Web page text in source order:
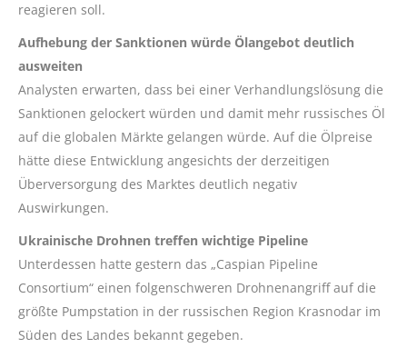
reagieren soll.
Aufhebung der Sanktionen würde Ölangebot deutlich
ausweiten
Analysten erwarten, dass bei einer Verhandlungslösung die
Sanktionen gelockert würden und damit mehr russisches Öl
auf die globalen Märkte gelangen würde. Auf die Ölpreise
hätte diese Entwicklung angesichts der derzeitigen
Überversorgung des Marktes deutlich negativ
Auswirkungen.
Ukrainische Drohnen treffen wichtige Pipeline
Unterdessen hatte gestern das „Caspian Pipeline
Consortium“ einen folgenschweren Drohnenangriff auf die
größte Pumpstation in der russischen Region Krasnodar im
Süden des Landes bekannt gegeben.